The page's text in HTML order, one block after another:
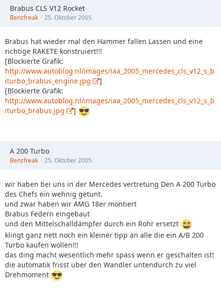
Brabus CLS V12 Rocket
Benzfreak 25. Oktober 2005
Brabus hat wieder mal den Hammer fallen Lassen und eine
richtige RAKETE konstruiert!!!
[Blockierte Grafik:
http://www.autoblog.nl/images/iaa_2005_mercedes_cls_v12_s_b
iturbo_brabus_engine.jpg
]
[Blockierte Grafik:
http://www.autoblog.nl/images/iaa_2005_mercedes_cls_v12_s_b
iturbo_brabus.jpg
]
A 200 Turbo
Benzfreak 25. Oktober 2005
wir haben bei uns in der Mercedes vertretung Den A 200 Turbo
des Chefs ein wehnig getunt.
und zwar haben wir AMG 18er montiert
Brabus Federn eingebaut
und den Mittelschalldämpfer durch ein Rohr ersetzt
klingt ganz nett noch ein kleiner tipp an alle die ein A/B 200
Turbo kaufen wollen!!!
das ding macht wesentlich mehr spass wenn er geschalten ist!
die automatik frisst über den Wandler untendurch zu viel
Drehmoment